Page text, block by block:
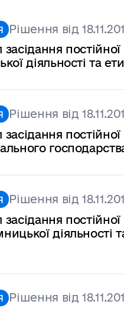
Рішення від
засідання
діяльності та
Рішення від
засідання
Рішення від
засідання
діяльності
Рішення від